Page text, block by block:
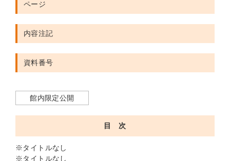
ページ
内容注記
資料番号
館内限定公開
目 次
※タイトルなし
※タイトルなし